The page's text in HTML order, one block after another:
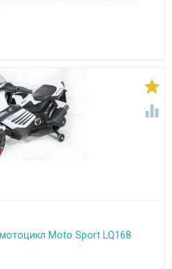


Moto Sport LQ168